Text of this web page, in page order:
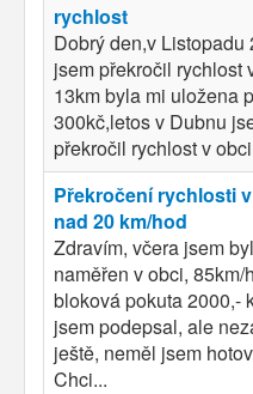
rychlost
Dobrý den,v Listopadu
jsem překročil rychlost
13km byla mi uložena
300kč,letos v Dubnu
překročil rychlost v
Překročení rychlosti
nad 20 km/hod
Zdravím, včera jsem byl
naměřen v obci, 85km/
bloková pokuta 2000,-
jsem podepsal, ale
ještě, neměl jsem
Chci...